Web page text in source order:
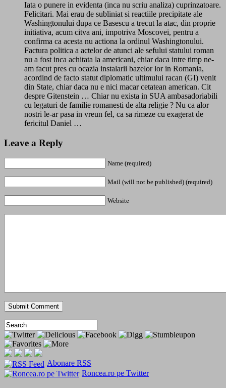
Iata o punere in evidenta (inca nu scriu analiza) cuprinzatoare.
Felicitari. Mai erau de subliniat si reactiile precipitate ale
Washingtonului dupa ce Basescu a trecut la atac, din proprie
initiativa, acum citva ani, impotriva Moscovei, pentru a
confirma ca acesta nu actiona la ordinul Washingtonului.
Factura politica a actelor de atunci ale sefului statului roman
nu a fost inca achitata la americani, chiar daca intre timp ne-
am facut pres cu ocazia instalarii bazelor lor in Romania,
acordind de facto statut diplomatic ultimului racan (GI) venit
din State, chiar daca nu e nici macar cetatean american. Cit
despre Gitenstein … Chiar nu exista in SUA ambasadoriabili
cu legaturi de familie romanesti de alta religie ? Nu ca alor
nostri le-ar pasa in vreun fel, ca sa rimeze cu exagerat de
fericitul Daniel …
Leave a Reply
Name (required)
Mail (will not be published) (required)
Website
Abonare RSS
Roncea.ro pe Twitter